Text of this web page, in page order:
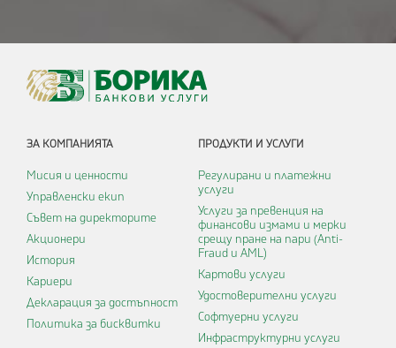
ЗА КОМПАНИЯТА
Мисия и ценности
Управленски екип
Съвет на директорите
Акционери
История
Кариери
Декларация за достъпност
Политика за бисквитки
ПРОДУКТИ И УСЛУГИ
Регулирани и платежни
услуги
Услуги за превенция на
финансови измами и мерки
срещу пране на пари (Anti-
Fraud и AML)
Картови услуги
Удостоверителни услуги
Софтуерни услуги
Инфраструктурни услуги